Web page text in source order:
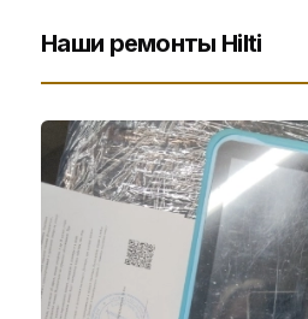
Наши ремонты Hilti